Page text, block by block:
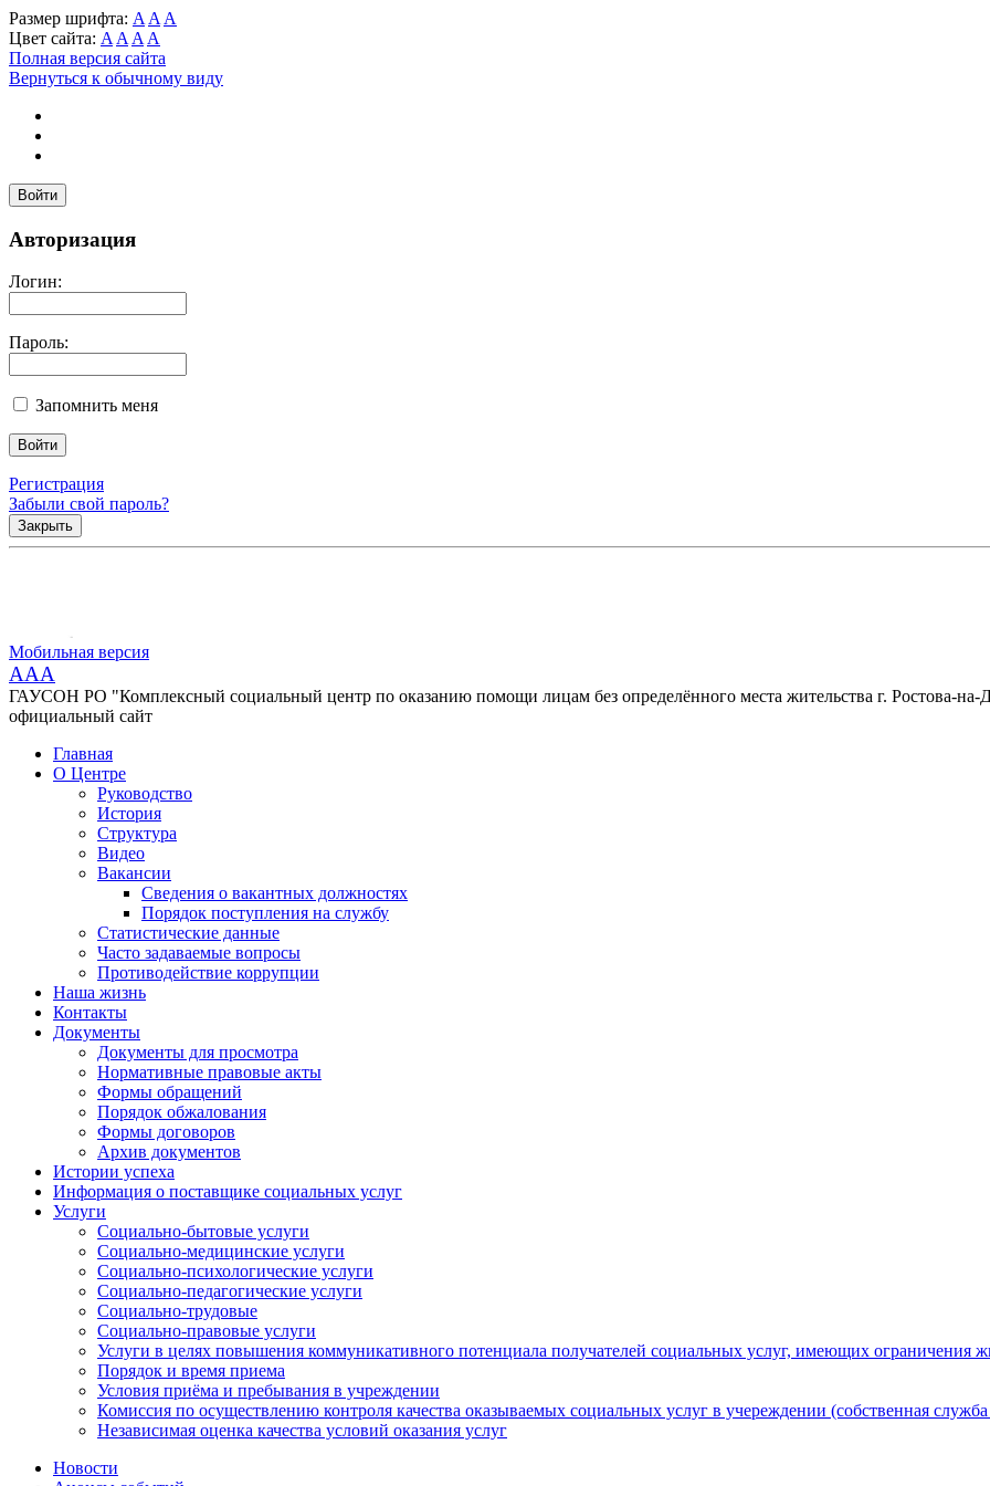
Размер шрифта: A A A
Цвет сайта: A A A A
Полная версия сайта
Вернуться к обычному виду
Войти
Авторизация
Логин:
Пароль:
Запомнить меня
Регистрация
Забыли свой пароль?
Закрыть
Мобильная версия
AAA
ГАУСОН РО "Комплексный социальный центр по оказанию помощи лицам без определённого места жительства г. Ростова-на-
официальный сайт
Главная
О Центре
Руководство
История
Структура
Видео
Вакансии
Сведения о вакантных должностях
Порядок поступления на службу
Статистические данные
Часто задаваемые вопросы
Противодействие коррупции
Наша жизнь
Контакты
Документы
Документы для просмотра
Нормативные правовые акты
Формы обращений
Порядок обжалования
Формы договоров
Архив документов
Истории успеха
Информация о поставщике социальных услуг
Услуги
Социально-бытовые услуги
Социально-медицинские услуги
Социально-психологические услуги
Социально-педагогические услуги
Социально-трудовые
Социально-правовые услуги
Услуги в целях повышения коммуникативного потенциала получателей социальных услуг, имеющих ограничения
Порядок и время приема
Условия приёма и пребывания в учреждении
Комиссия по осуществлению контроля качества оказываемых социальных услуг в учереждении (собственная
Независимая оценка качества условий оказания услуг
Новости